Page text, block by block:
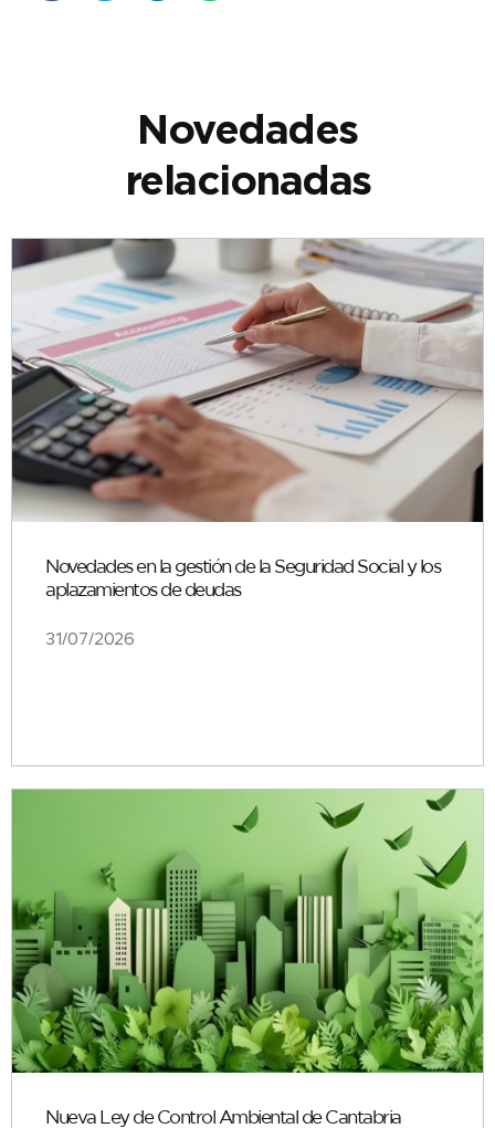
Novedades
relacionadas
Novedades en la gestión de la Seguridad Social y los
aplazamientos de deudas
31/07/2026
Nueva Ley de Control Ambiental de Cantabria